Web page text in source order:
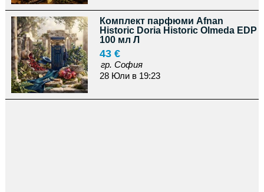
Комплект парфюми Afnan
Historic Doria Historic Olmeda EDP
100 мл Л
43 €
гр. София
28 Юли в 19:23